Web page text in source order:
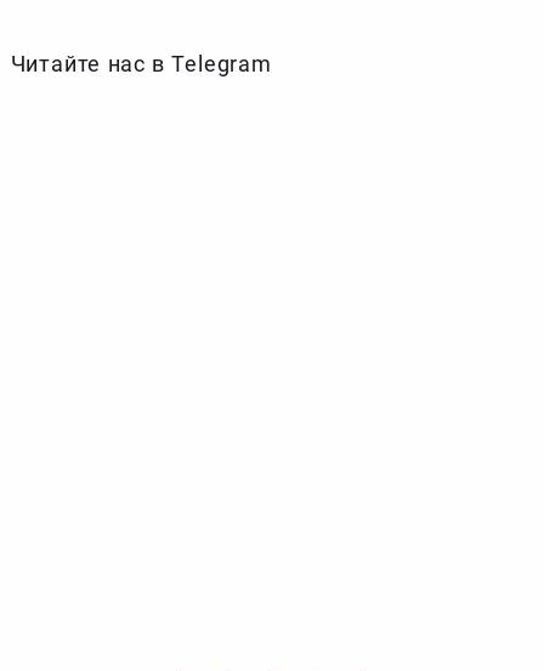
Читайте нас в Telegram